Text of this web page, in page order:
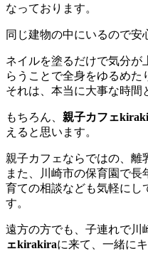
なっております。
同じ建物の中にいるので安
ネイルを塗るだけで気分が
らうことで全身をゆるめた
それは、本当に大事な時間
もちろん、 親子カフェ
えると思います。
親子カフェならではの、離
また、川崎市の保育園で
育ての相談なども気軽にし
す。
遠方の方でも、子連れで川
ェkirakiraに来て、一緒に